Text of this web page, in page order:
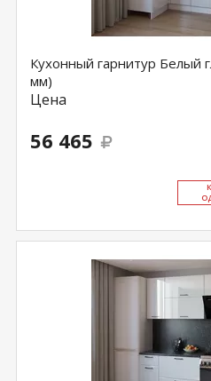
Кухонный гарнитур Белый
мм)
Цена
56 465